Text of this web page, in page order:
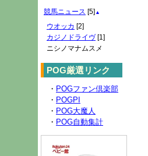
競馬ニュース [5] ▲
ウオッカ [2]
カジノドライヴ[1]
ニシノマナムスメ
POG厳選リンク
・ POGファン倶楽部
・ POGPI
・ POG大魔人
・ POG自動集計